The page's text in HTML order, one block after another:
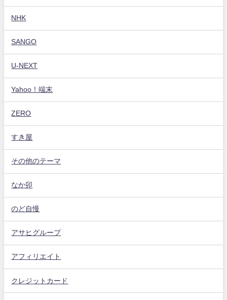
NHK
SANGO
U-NEXT
Yahoo！端末
ZERO
すき屋
その他のテーマ
なか卯
のど自慢
アサヒグループ
アフィリエイト
クレジットカード